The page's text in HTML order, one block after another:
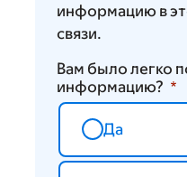
информацию в
связи.
Вам было легко
информацию?
Да